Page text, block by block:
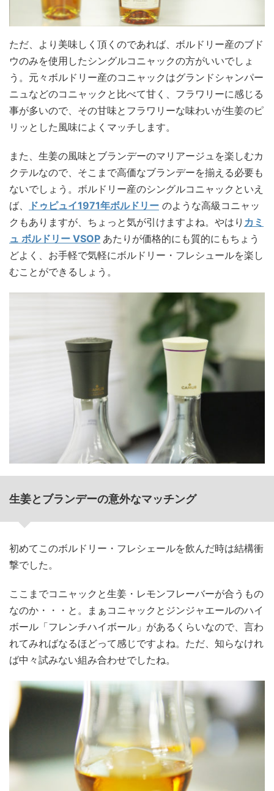
ただ、より美味しく頂くのであれば、ボルドリー産のブド
ウのみを使用したシングルコニャックの方がいいでしょ
う。元々ボルドリー産のコニャックはグランドシャンパー
ニュなどのコニャックと比べて甘く、フラワリーに感じる
事が多いので、その甘味とフラワリーな味わいが生姜のピ
リッとした風味によくマッチします。
また、生姜の風味とブランデーのマリアージュを楽しむカ
クテルなので、そこまで高価なブランデーを揃える必要も
ないでしょう。ボルドリー産のシングルコニャックといえ
ば、
ドゥピュイ1971年ボルドリー のような高級コニャッ
クもありますが、ちょっと気が引けますよね。やはり カミ
ュ ボルドリー VSOP あたりが価格的にも質的にもちょう
どよく、お手軽で気軽にボルドリー・フレシュールを楽し
むことができるしょう。
生姜とブランデーの意外なマッチング
初めてこのボルドリー・フレシェールを飲んだ時は結構衝
撃でした。
ここまでコニャックと生姜・レモンフレーバーが合うもの
なのか・・・と。まぁコニャックとジンジャエールのハイ
ボール「フレンチハイボール」があるくらいなので、言わ
れてみればなるほどって感じですよね。ただ、知らなけれ
ば中々試みない組み合わせでしたね。